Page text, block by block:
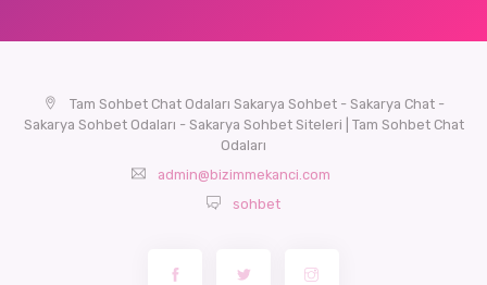
Tam Sohbet Chat Odaları Sakarya Sohbet - Sakarya Chat -
Sakarya Sohbet Odaları - Sakarya Sohbet Siteleri | Tam Sohbet Chat
Odaları
admin@bizimmekanci.com
sohbet